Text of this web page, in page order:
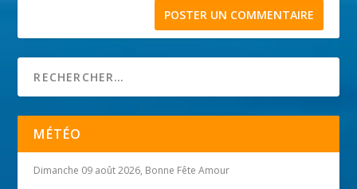
MÉTÉO
Dimanche 09 août 2026, Bonne Fête Amour